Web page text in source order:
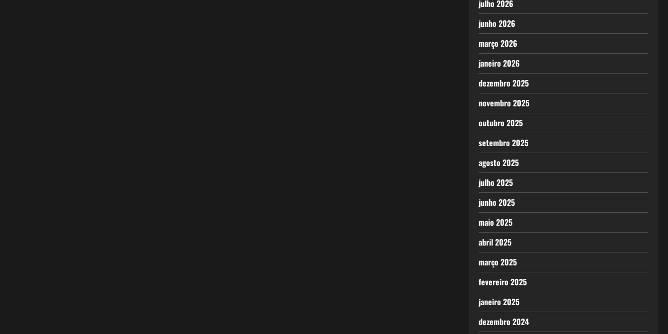
julho 2026
junho 2026
março 2026
janeiro 2026
dezembro 2025
novembro 2025
outubro 2025
setembro 2025
agosto 2025
julho 2025
junho 2025
maio 2025
abril 2025
março 2025
fevereiro 2025
janeiro 2025
dezembro 2024